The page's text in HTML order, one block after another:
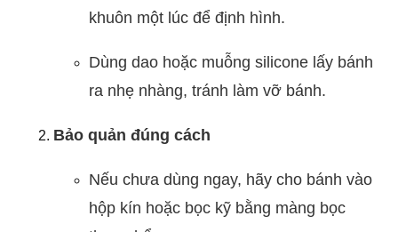
khuôn một lúc để định hình.
Dùng dao hoặc muỗng silicone lấy bánh
ra nhẹ nhàng, tránh làm vỡ bánh.
Bảo quản đúng cách
Nếu chưa dùng ngay, hãy cho bánh vào
hộp kín hoặc bọc kỹ bằng màng bọc